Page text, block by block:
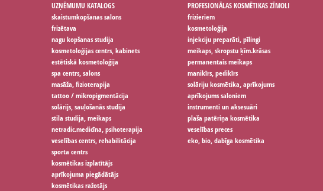
UZŅĒMUMU KATALOGS
skaistumkopšanas salons
frizētava
nagu kopšanas studija
kosmetoloģijas centrs, kabinets
estētiskā kosmetoloģija
spa centrs, salons
masāža, fizioterapija
tattoo / mikropigmentācija
solārijs, sauļošanās studija
stila studija, meikaps
netradic.medicīna, psihoterapija
veselības centrs, rehabilitācija
sporta centrs
kosmētikas izplatītājs
aprīkojuma piegādātājs
kosmētikas ražotājs
PROFESIONĀLAS KOSMĒTIKAS ZĪMOLI
frizieriem
kosmetoloģija
injekciju preparāti, pīlingi
meikaps, skropstu ķīm.krāsas
permanentais meikaps
manikīrs, pedikīrs
solāriju kosmētika, aprīkojums
aprīkojums saloniem
instrumenti un aksesuāri
plaša patēriņa kosmētika
veselības preces
eko, bio, dabīga kosmētika